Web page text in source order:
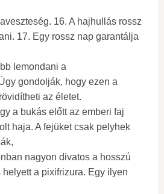
16. A hajhullás rossz
17. Egy rossz nap garantálja
lemondani a
gondolják, hogy ezen a
az életet.
a bukás előtt az emberi faj
haja. A fejüket csak pelyhek
nagyon divatos a hosszú
a pixifrizura. Egy ilyen